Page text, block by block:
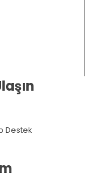
Destek